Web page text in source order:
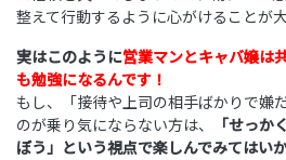
整えて行動するように心がけることが大
実はこのように営業マンとキャバ嬢は
も勉強になるんです！
もし、「接待や上司の相手ばかりで嫌
のが乗り気にならない方は、
「せっ
ぼう」という視点で楽しんでみてはい